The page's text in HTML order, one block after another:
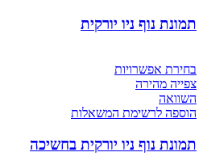
תמונת נוף ניו יורקית
בחירת אפשרויות
צפייה מהירה
השוואה
הוספה לרשימת המשאלות
תמונת נוף ניו יורקית בחשיכה